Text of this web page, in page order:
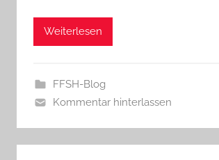
Weiterlesen
FFSH-Blog
Kommentar hinterlassen